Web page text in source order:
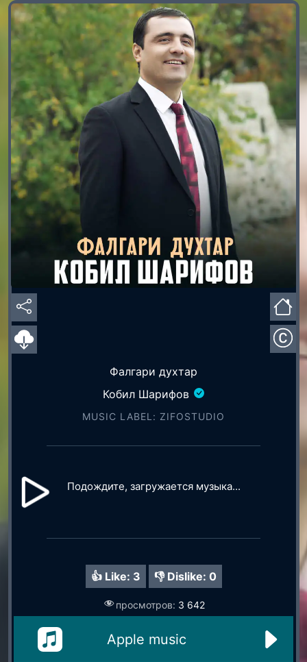
Фалгари духтар
Кобил Шарифов
MUSIC LABEL: ZIFOSTUDIO
Подождите, загружается музыка...
👍 Like: 3 👎 Dislike: 0
просмотров: 3 642
Apple music